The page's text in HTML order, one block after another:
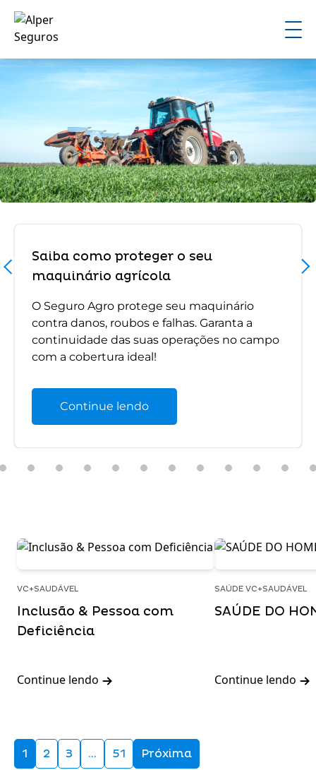
Saiba como proteger o seu
maquinário agrícola
O Seguro Agro protege seu maquinário
contra danos, roubos e falhas. Garanta a
continuidade das suas operações no campo
com a cobertura ideal!
Continue lendo
VC+SAUDÁVEL
Inclusão & Pessoa com
Deficiência
Continue lendo
SAÚDE VC+SAUDÁVEL
SAÚDE DO
Continue lendo
1 2 3 … 51 Próxima